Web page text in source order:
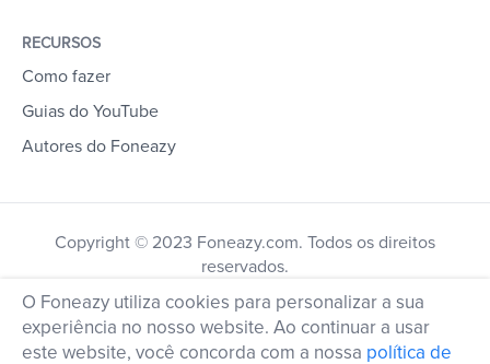
RECURSOS
Como fazer
Guias do YouTube
Autores do Foneazy
Copyright © 2023 Foneazy.com. Todos os direitos
reservados.
O Foneazy utiliza cookies para personalizar a sua
experiência no nosso website. Ao continuar a usar
este website, você concorda com a nossa política de